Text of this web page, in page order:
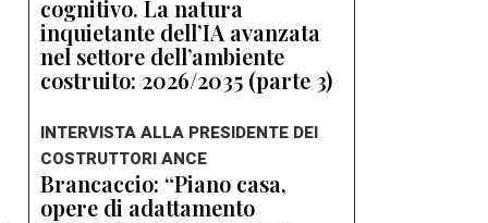
cognitivo. La natura
inquietante dell’IA avanzata
nel settore dell’ambiente
costruito: 2026/2035 (parte 3)
INTERVISTA ALLA PRESIDENTE DEI
COSTRUTTORI ANCE
Brancaccio: “Piano casa,
opere di adattamento